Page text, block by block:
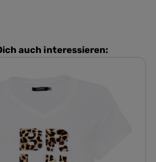
auch interessieren: